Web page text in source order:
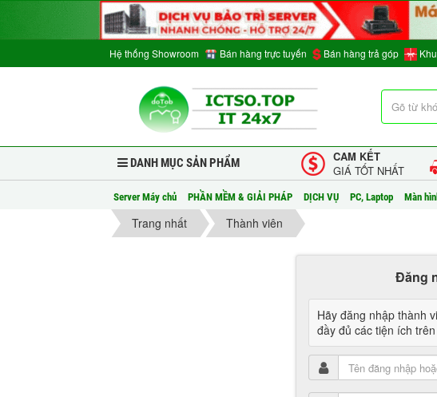
Hệ thống Showroom Bán hàng trực tuyến Bán hàng trả góp
DANH MỤC SẢN PHẨM
CAM KẾT
GIÁ TỐT NHẤT
Server Máy chủ PHẦN MỀM & GIẢI PHÁP DỊCH VỤ PC, Laptop Màn
Trang nhất Thành viên
Đăng
Hãy đăng nhập thành
đầy đủ các tiện ích